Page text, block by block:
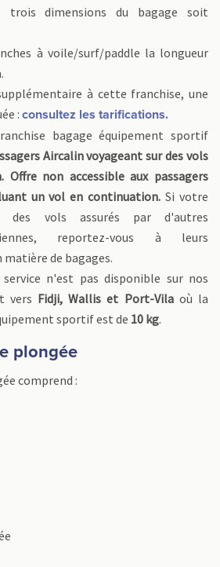
trois dimensions du bagage soit
à voile/surf/paddle la longueur
à cette franchise, une
: consultez les tarifications.
bagage équipement sportif
Aircalin voyageant sur des vols
Offre non accessible aux passagers
un vol en continuation. Si votre
des vols assurés par d'autres
reportez-vous à leurs
de bagages.
n'est pas disponible sur nos
vers Fidji, Wallis et Port-Vilaoù la
sportif est de 10 kg.
plongée
comprend :